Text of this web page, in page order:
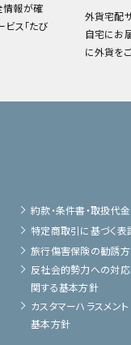
情報が確
ス「たび
外貨宅配
自宅にお
に外貨を
約款・条件書・取扱代金
特定商取引に基づく表
旅行傷害保険の勧誘
反社会的勢力への対応
関する基本方針
カスタマーハラスメント
基本方針